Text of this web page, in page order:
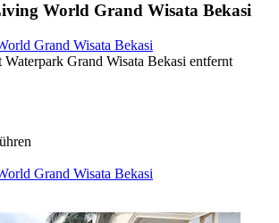
World Grand Wisata Bekasi
Grand Wisata Bekasi
Grand Wisata Bekasi entfernt
Grand Wisata Bekasi